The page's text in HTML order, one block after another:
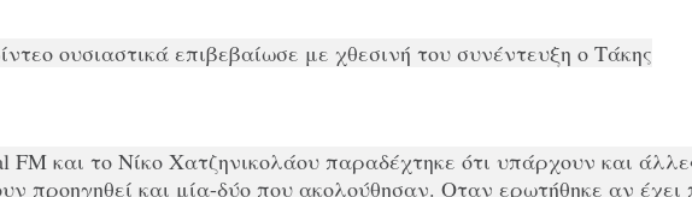
ουσιαστικά επιβεβαίωσε με χθεσινή του συνέντευξη ο Τάκης
FM και το Νίκο Χατζηνικολάου παραδέχτηκε ότι υπάρχουν και
προηγηθεί και μία-δύο που ακολούθησαν. Οταν ερωτήθηκε αν έχει